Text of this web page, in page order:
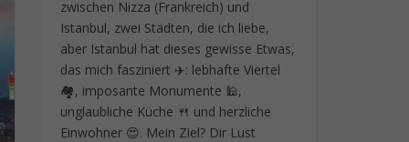
zwischen Nizza (Frankreich) und
Istanbul, zwei Städten, die ich liebe,
aber Istanbul hat dieses gewisse Etwas,
das mich fasziniert ✈️: lebhafte Viertel
🏘️, imposante Monumente 🕌,
unglaubliche Küche 🍴 und herzliche
Einwohner 😍. Mein Ziel? Dir Lust